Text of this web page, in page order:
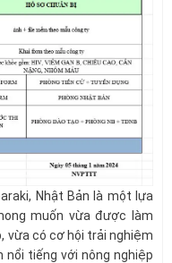
Nhật Bản là một lựa
muốn vừa được làm
vừa có cơ hội trải nghiệm
nổi tiếng với nông nghiệp